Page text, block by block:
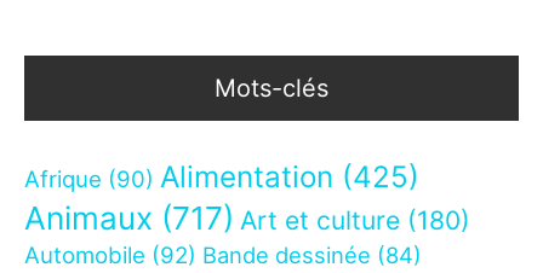
Mots-clés
Afrique (90) Alimentation (425)
Animaux (717) Art et culture (180)
Automobile (92) Bande dessinée (84)